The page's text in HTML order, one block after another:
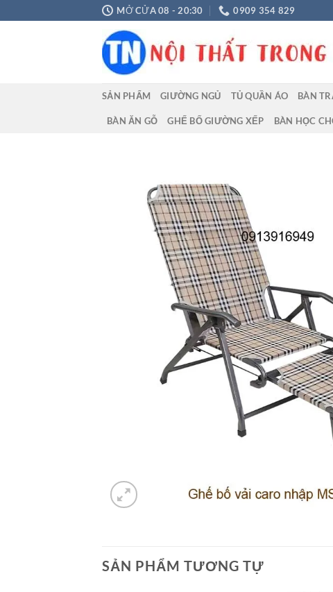
đến
MỞ CỬA 08 - 20:30 0909 354 829
SẢN PHẨM GIƯỜNG NGỦ TỦ QUẦN ÁO BÀN
BÀN ĂN GỖ GHẾ BỐ GIƯỜNG XẾP BÀN HỌC
SẢN PHẨM TƯƠNG TỰ